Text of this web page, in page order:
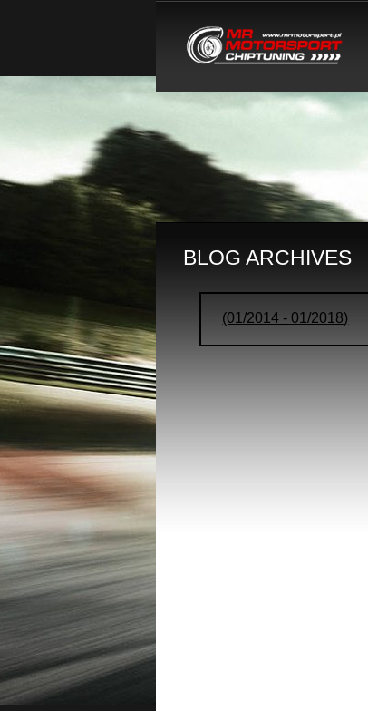
BLOG ARCHIVES
(01/2014 - 01/2018)